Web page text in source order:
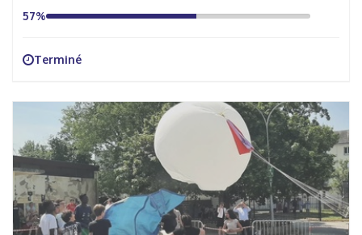
57%
Terminé